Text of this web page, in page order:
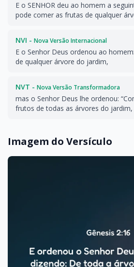
E o SENHOR deu ao homem a
pode comer as frutas de qualquer
NVI - Nova Versão Internacional
E o Senhor Deus ordenou ao
de qualquer árvore do jardim,
NVT - Nova Versão Transformadora
mas o Senhor Deus lhe ordenou:
frutos de todas as árvores do jardim,
Imagem do Versículo